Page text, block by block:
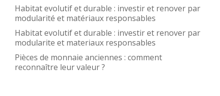
Habitat evolutif et durable : investir et renover par
modularité et matériaux responsables
Habitat evolutif et durable : investir et renover par
modularite et materiaux responsables
Pièces de monnaie anciennes : comment
reconnaître leur valeur ?